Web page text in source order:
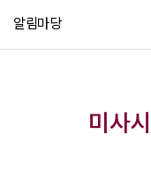
알림마당
미사